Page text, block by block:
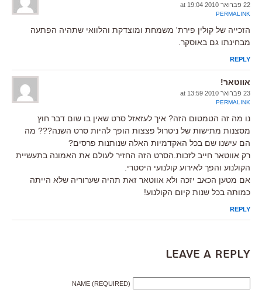
22 פברואר 2010 at 19:04
PERMALINK
הזכייה של קולין פירת' משמחת ומוצדקת והלוואי שתהיה הפתעה
מבחינתו גם באוסקר.
REPLY
אווטאר!
23 פברואר 2010 at 13:59
PERMALINK
נו מה זה הטמטום הזה? איך לעזאזל סרט שאין בו שום דבר חוץ
מסצנות מתישות של ניטרול פצצות הופך להיות סרט השנה??? מה
הם עישנו שם בכל האקדמיות האלה שנותנות פרסים?
רק אווטאר חייב לזכות.הסרט הזה החזיר לעולם את האמונה בתעשיית
הקולנוע והפך לאירוע קולנועי היסטרי.
אם מטען הכאב יזכה ולא אווטאר זאת תהיה שערוריה שלא הייתה
כמותה בכל שנות קיום הקולנוע!
REPLY
Leave a Reply
NAME (REQUIRED)